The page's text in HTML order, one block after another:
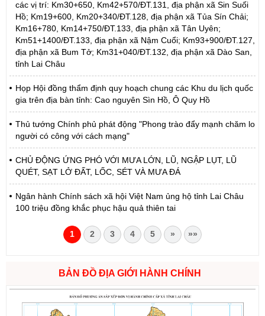
các vị trí: Km30+650, Km42+570/ĐT.131, địa phận xã Sin Suối
Hồ; Km19+600, Km20+340/ĐT.128, địa phận xã Tủa Sín Chải;
Km16+780, Km14+750/ĐT.133, địa phận xã Tân Uyên;
Km51+1400/ĐT.133, địa phận xã Nậm Cuổi; Km93+900/ĐT.127,
địa phận xã Bum Tở; Km31+040/ĐT.132, địa phận xã Dào San,
tỉnh Lai Châu
Họp Hội đồng thẩm định quy hoạch chung các Khu du lịch quốc
gia trên địa bàn tỉnh: Cao nguyên Sìn Hồ, Ô Quy Hồ
Thủ tướng Chính phủ phát động "Phong trào đẩy mạnh chăm lo
người có công với cách mạng"
CHỦ ĐỘNG ỨNG PHÓ VỚI MƯA LỚN, LŨ, NGẬP LỤT, LŨ
QUÉT, SẠT LỞ ĐẤT, LỐC, SÉT VÀ MƯA ĐÁ
Ngân hành Chính sách xã hội Việt Nam ủng hộ tỉnh Lai Châu
100 triệu đồng khắc phục hậu quả thiên tai
1 2 3 4 5 » »»
BẢN ĐỒ ĐỊA GIỚI HÀNH CHÍNH